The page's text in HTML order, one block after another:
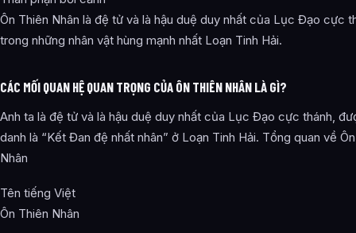
Ôn Thiên Nhân là đệ tử và là hậu duệ duy nhất của Lục Đạo cực
trong những nhân vật hùng mạnh nhất Loạn Tinh Hải.
CÁC MỐI QUAN HỆ QUAN TRỌNG CỦA ÔN THIÊN NHÂN LÀ GÌ?
Anh ta là đệ tử và là hậu duệ duy nhất của Lục Đạo cực thánh,
danh là “Kết Đan đệ nhất nhân” ở Loạn Tinh Hải. Tổng quan về
Nhân
Tên tiếng Việt
Ôn Thiên Nhân